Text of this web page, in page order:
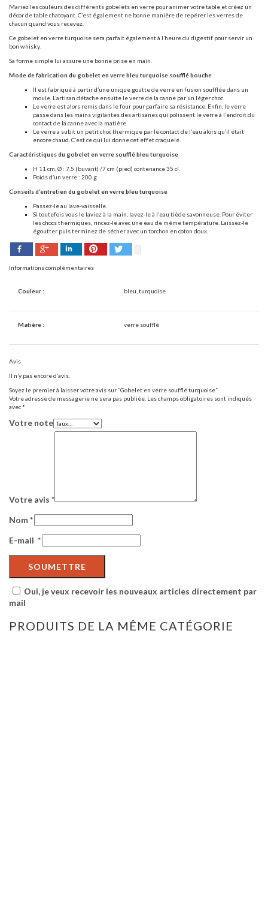
Mariez les couleurs des différents gobelets en verre pour animer votre table et créez un
décor de table chatoyant. C’est également ne bonne manière de repérer les verres de
chacun quand vous recevez.
Ce gobelet en verre turquoise sera parfait également à l’heure du digestif pour servir un
bon whisky.
Sa forme simple lui assure une bonne prise en main.
Mode de fabrication du gobelet en verre bleu turquoise soufflé bouche
Il est fabriqué à partir d’une unique goutte de verre en fusion soufflée dans un
moule. L’artisan détache ensuite le verre de la canne par un léger choc.
Le verre est alors remis dans le four pour parfaire sa résistance. Enfin, le verre
passe dans les mains vigilantes des artisanes qui polissent le verre à l’endroit du
contact de la canne avec la matière.
Le verre a subit un petit choc thermique par le contact de l’eau alors qu’il était
encore chaud. C’est ce qui lui donne cet effet craquelé.
Caractéristiques du gobelet en verre soufflé bleu turquoise
H 11 cm, Ø : 7.5 (buvant) /7 cm (pied) contenance 35 cl.
Poids d’un verre : 200 g
Conseils d’entretien du gobelet en verre bleu turquoise
Passez-le au lave-vaisselle.
Si toutefois vous le laviez à la main, lavez-le à l’eau tiède savonneuse. Pour éviter
les chocs thermiques, rincez-le avec une eau de même température. Laissez-le
égoutter puis terminez de sécher avec un torchon en coton doux.
Facebook Google+ LinkedIn Pinterest
Informations complémentaires
Couleur : bleu, turquoise
Matière : verre soufflé
Avis
Il n’y pas encore d’avis.
Soyez le premier à laisser votre avis sur “Gobelet en verre soufflé turquoise”
Votre adresse de messagerie ne sera pas publiée. Les champs obligatoires sont indiqués
avec *
Votre note
Votre avis *
Nom*
E-mail *
Oui, je veux recevoir les nouveaux articles directement par
mail
PRODUITS DE LA MÊME CATÉGORIE